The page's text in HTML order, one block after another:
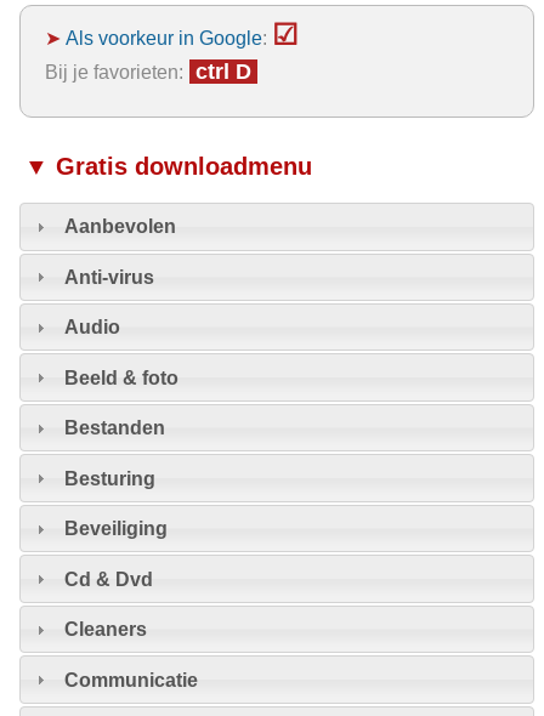
➤ Als voorkeur in Google: ☑
Bij je favorieten: ctrl D
▼ Gratis downloadmenu
Aanbevolen
Anti-virus
Audio
Beeld & foto
Bestanden
Besturing
Beveiliging
Cd & Dvd
Cleaners
Communicatie